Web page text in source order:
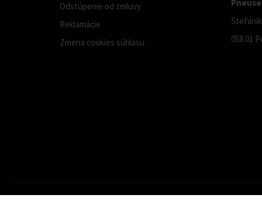
Odstúpenie od zmluvy
Reklamácie
Zmena cookies súhlasu
058 01